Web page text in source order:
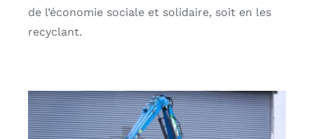
de l’économie sociale et solidaire, soit en les
recyclant.